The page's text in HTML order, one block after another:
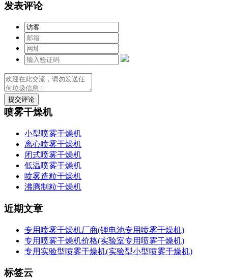
发表评论
提交评论
喷雾干燥机
小型喷雾干燥机
离心喷雾干燥机
闭式喷雾干燥机
低温喷雾干燥机
喷雾造粒干燥机
沸腾制粒干燥机
近期文章
专用喷雾干燥机厂商(锂电池专用喷雾干燥机)
专用喷雾干燥机价格(实验室专用喷雾干燥机)
专用实验型喷雾干燥机(实验型小型喷雾干燥机)
标签云